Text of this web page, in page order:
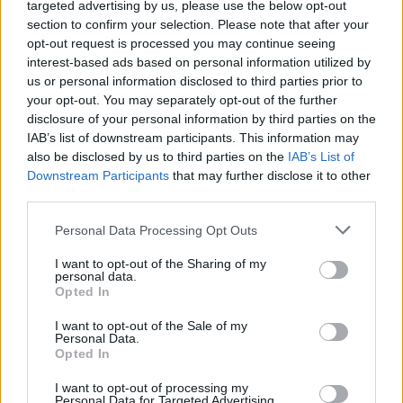
targeted advertising by us, please use the below opt-out
section to confirm your selection. Please note that after your
opt-out request is processed you may continue seeing
interest-based ads based on personal information utilized by
us or personal information disclosed to third parties prior to
your opt-out. You may separately opt-out of the further
disclosure of your personal information by third parties on the
IAB’s list of downstream participants. This information may
also be disclosed by us to third parties on the IAB’s List of
Downstream Participants that may further disclose it to other
Personal Data Processing Opt Outs
I want to opt-out of the Sharing of my
personal data.
Opted In
I want to opt-out of the Sale of my
Personal Data.
Opted In
I want to opt-out of processing my
tisknout
BEZK využívá agenturní zpravodajství ČTK, která si vyhrazuje